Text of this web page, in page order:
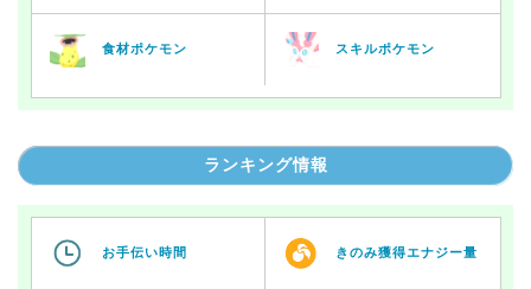
食材ポケモン スキルポケモン
ランキング情報
お手伝い時間 きのみ獲得エナジー量